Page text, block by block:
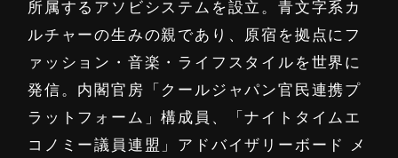
所属するアソビシステムを設立。青文字系カ
ルチャーの生みの親であり、原宿を拠点にフ
ァッション・音楽・ライフスタイルを世界に
発信。内閣官房「クールジャパン官民連携プ
ラットフォーム」構成員、「ナイトタイムエ
コノミー議員連盟」アドバイザリーボード メ